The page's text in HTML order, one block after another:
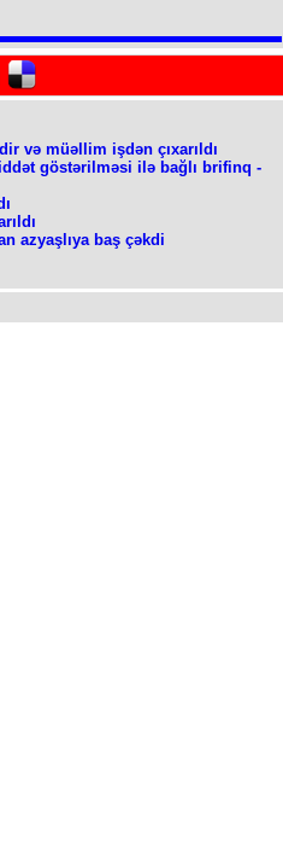
və müəllim işdən çıxarıldı
göstərilməsi ilə bağlı brifinq -
azyaşlıya baş çəkdi